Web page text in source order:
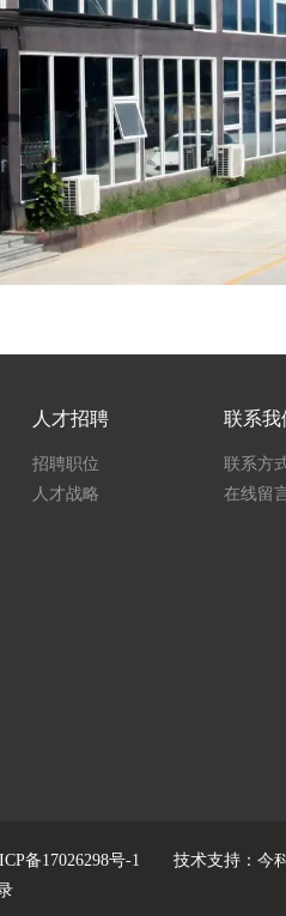
人才招聘
招聘职位
人才战略
联系我
联系方
在线留
备17026298号-1 技术支持： 今